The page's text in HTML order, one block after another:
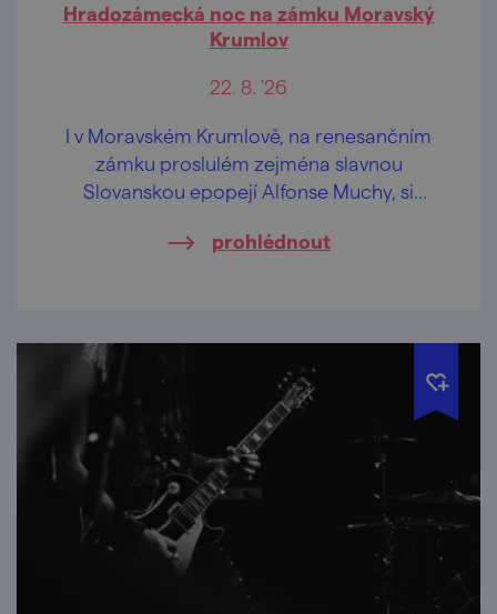
Hradozámecká noc na zámku Moravský
Krumlov
22. 8. '26
I v Moravském Krumlově, na renesančním
zámku proslulém zejména slavnou
Slovanskou epopejí Alfonse Muchy, si
památkových objektů po celé republice až
prohlédnout